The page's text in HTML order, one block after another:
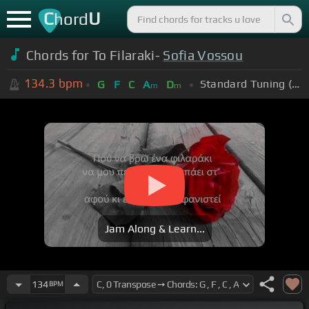
ChordU
Chords for Το Filaraki- Sofia Vossou
134.3 bpm G F C Am Dm Standard Tuning (EADGBE)
Jam Along & Learn...
134BPM